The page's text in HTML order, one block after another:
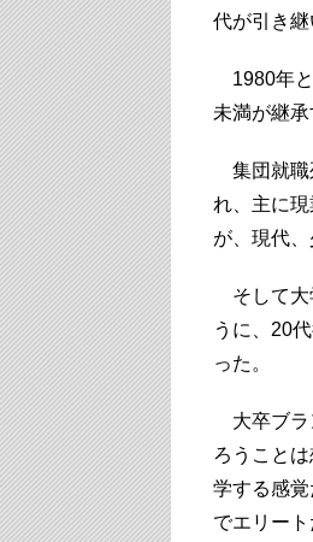
代が引き
1980年と
未満が継承
集団就職
れ、主に
が、現代
そして大
うに、20
った。
大卒ブラ
ろうこと
学する感
でエリート